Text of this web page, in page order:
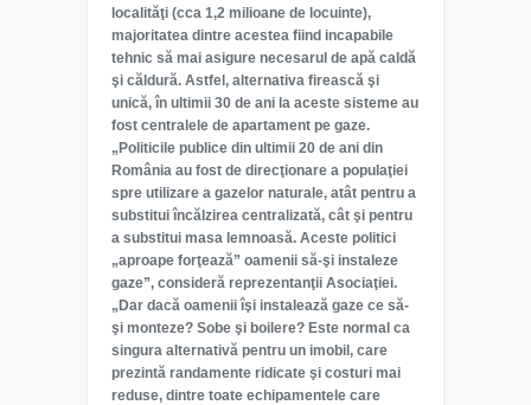
localităţi (cca 1,2 milioane de locuinte),
majoritatea dintre acestea fiind incapabile
tehnic să mai asigure necesarul de apă caldă
şi căldură. Astfel, alternativa firească şi
unică, în ultimii 30 de ani la aceste sisteme au
fost centralele de apartament pe gaze.
„Politicile publice din ultimii 20 de ani din
România au fost de direcţionare a populaţiei
spre utilizare a gazelor naturale, atât pentru a
substitui încălzirea centralizată, cât şi pentru
a substitui masa lemnoasă. Aceste politici
„aproape forţează” oamenii să-şi instaleze
gaze”, consideră reprezentanţii Asociaţiei.
„Dar dacă oamenii îşi instalează gaze ce să-
şi monteze? Sobe şi boilere? Este normal ca
singura alternativă pentru un imobil, care
prezintă randamente ridicate şi costuri mai
reduse, dintre toate echipamentele care